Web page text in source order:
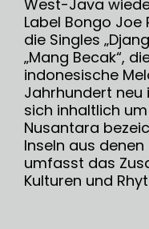
West-Java
Label Bongo
die Singles
„Mang Becak“,
indonesische
Jahrhundert neu
sich inhaltlich um
Nusantara
Inseln aus
umfasst das
Kulturen und